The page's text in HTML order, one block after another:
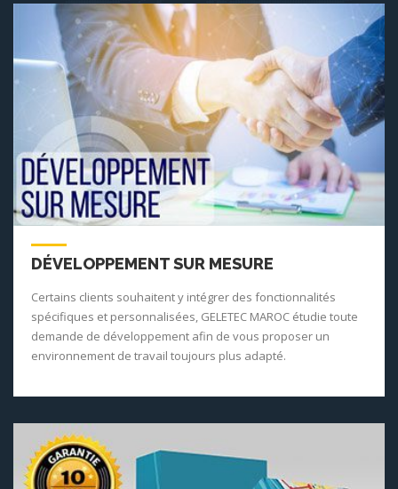
DÉVELOPPEMENT SUR MESURE
Certains clients souhaitent y intégrer des fonctionnalités
spécifiques et personnalisées, GELETEC MAROC étudie toute
demande de développement afin de vous proposer un
environnement de travail toujours plus adapté.